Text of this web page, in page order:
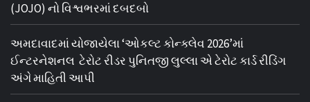
(JOJO) નો વિશ્વભરમાં દબદબો
અમદાવાદમાં યોજાયેલા ‘ઓકલ્ટ કોન્ક્લેવ 2026’માં
ઈન્ટરનેશનલ ટેરોટ રીડર પુનિતજી લુલ્લા એ ટેરોટ કાર્ડ રીડિંગ
અંગે માહિતી આપી